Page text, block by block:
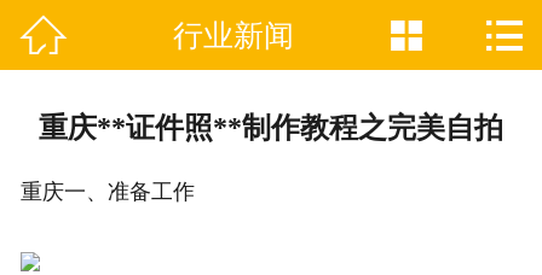
网站首页
 行业新闻  
重庆**证件照**制作教程之完美自拍
重庆一、准备工作